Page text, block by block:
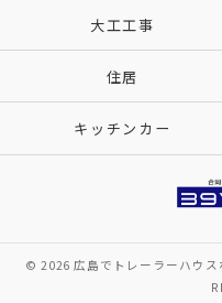
大工工事
住居
キッチンカー
© 2026 広島でトレーラーハウス